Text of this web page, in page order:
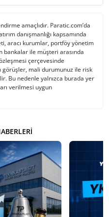
amaçlıdır. Paratic.com’da
danışmanlığı kapsamında
aracı kurumlar, portföy yönetim
ile müşteri arasında
çerçevesinde
görüşler, mali durumunuz ile risk
Bu nedenle yalnızca burada yer
verilmesi uygun